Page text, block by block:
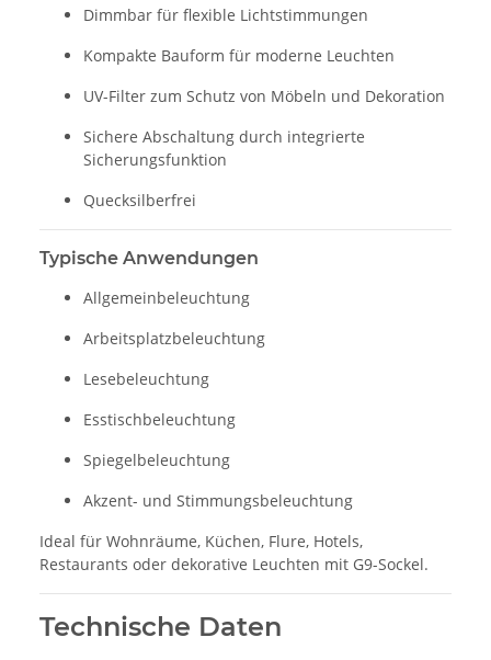
Dimmbar für flexible Lichtstimmungen
Kompakte Bauform für moderne Leuchten
UV-Filter zum Schutz von Möbeln und Dekoration
Sichere Abschaltung durch integrierte
Sicherungsfunktion
Quecksilberfrei
Typische Anwendungen
Allgemeinbeleuchtung
Arbeitsplatzbeleuchtung
Lesebeleuchtung
Esstischbeleuchtung
Spiegelbeleuchtung
Akzent- und Stimmungsbeleuchtung
Ideal für Wohnräume, Küchen, Flure, Hotels,
Restaurants oder dekorative Leuchten mit G9-Sockel.
Technische Daten